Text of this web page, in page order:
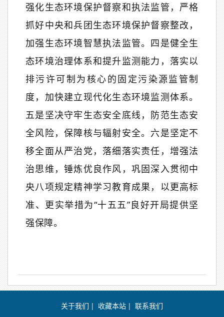
强化生态环境保护督察和执法监管，严格
抓好中央和兵团生态环境保护督察整改，
加强生态环境智慧执法监管。四是健全生
态环境治理体系和提升监测能力，落实以
排污许可制为核心的固定污染源监管制
度，加快建立现代化生态环境监测体系。
五是坚决守牢生态安全底线，防范生态安
全风险，保障核与辐射安全。六是坚定不
移全面从严治党，落细落实责任，增强法
治思维，锤炼优良作风，巩固深入贯彻中
央八项规定精神学习教育成果，以更高标
准、更实举措为“十五五”良好开局提供坚
强保障。
关于我们 | 收藏本站 | 联系我们